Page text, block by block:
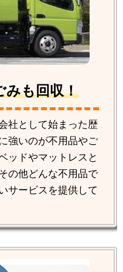
みも回収！
社として始まった歴
強いのが不用品やご
ッドやマットレスと
の他どんな不用品で
サービスを提供して